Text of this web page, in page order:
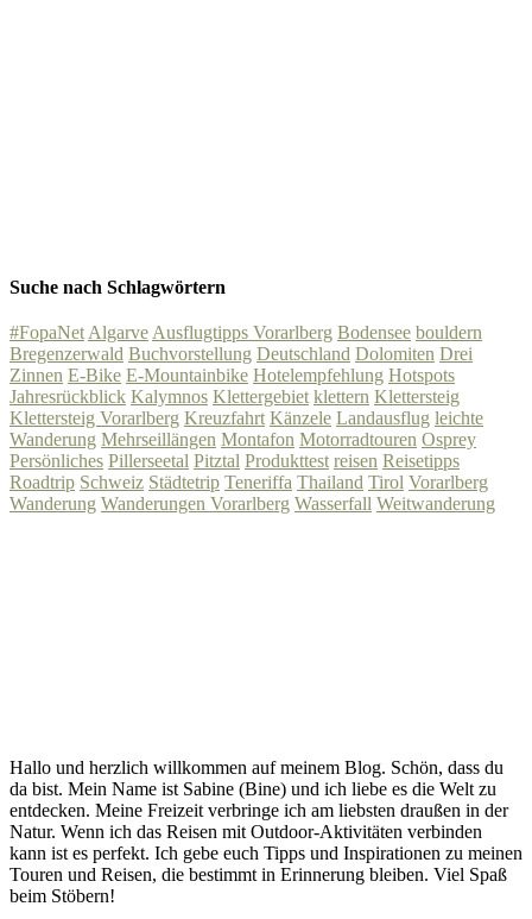
Suche nach Schlagwörtern
#FopaNet Algarve Ausflugtipps Vorarlberg Bodensee bouldern
Bregenzerwald Buchvorstellung Deutschland Dolomiten Drei
Zinnen E-Bike E-Mountainbike Hotelempfehlung Hotspots
Jahresrückblick Kalymnos Klettergebiet klettern Klettersteig
Klettersteig Vorarlberg Kreuzfahrt Känzele Landausflug leichte
Wanderung Mehrseillängen Montafon Motorradtouren Osprey
Persönliches Pillerseetal Pitztal Produkttest reisen Reisetipps
Roadtrip Schweiz Städtetrip Teneriffa Thailand Tirol Vorarlberg
Wanderung Wanderungen Vorarlberg Wasserfall Weitwanderung
Hallo und herzlich willkommen auf meinem Blog. Schön, dass du
da bist. Mein Name ist Sabine (Bine) und ich liebe es die Welt zu
entdecken. Meine Freizeit verbringe ich am liebsten draußen in der
Natur. Wenn ich das Reisen mit Outdoor-Aktivitäten verbinden
kann ist es perfekt. Ich gebe euch Tipps und Inspirationen zu meinen
Touren und Reisen, die bestimmt in Erinnerung bleiben. Viel Spaß
beim Stöbern!